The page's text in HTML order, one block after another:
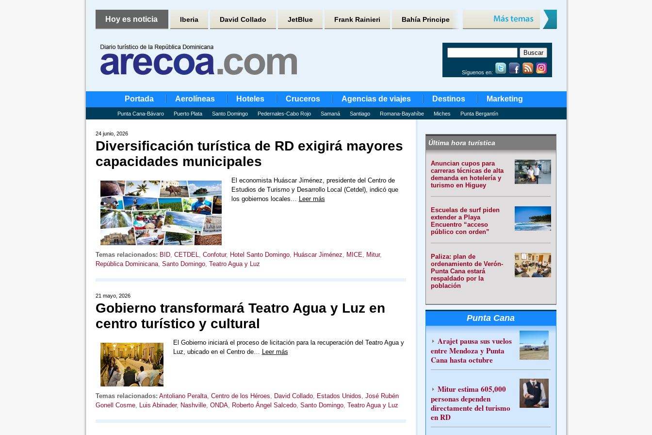
Hoy es noticia Iberia David Collado JetBlue Frank Rainieri Bahía Principe
Síguenos en:
Portada Aerolíneas Hoteles Cruceros Agencias de viajes Destinos Marketing
Punta Cana-Bávaro Puerto Plata Santo Domingo Pedernales-Cabo Rojo Samaná Santiago Romana-Bayahíbe Miches Punta Bergantín
24 junio, 2026
Diversificación turística de RD exigirá mayores
capacidades municipales
El economista Huáscar Jiménez, presidente del Centro de
Estudios de Turismo y Desarrollo Local (Cetdel), indicó que
los gobiernos locales… Leer más
Temas relacionados: BID, CETDEL, Confotur, Hotel Santo Domingo, Huáscar Jiménez, MICE, Mitur,
República Dominicana, Santo Domingo, Teatro Agua y Luz
21 mayo, 2026
Gobierno transformará Teatro Agua y Luz en
centro turístico y cultural
El Gobierno iniciará el proceso de licitación para la recuperación del Teatro Agua y
Luz, ubicado en el Centro de… Leer más
Temas relacionados: Antoliano Peralta, Centro de los Héroes, David Collado, Estados Unidos, José Rubén
Gonell Cosme, Luis Abinader, Nashville, ONDA, Roberto Ángel Salcedo, Santo Domingo, Teatro Agua y Luz
Última hora turística
Anuncian cupos para
carreras técnicas de alta
demanda en hotelería y
turismo en Higuey
Escuelas de surf piden
extender a Playa
Encuentro “acceso
público con orden”
Paliza: plan de
ordenamiento de Verón-
Punta Cana estará
respaldado por la
población
Punta Cana
Arajet pausa sus vuelos
entre Mendoza y Punta
Cana hasta octubre
Mitur estima 605,000
personas dependen
directamente del turismo
en RD